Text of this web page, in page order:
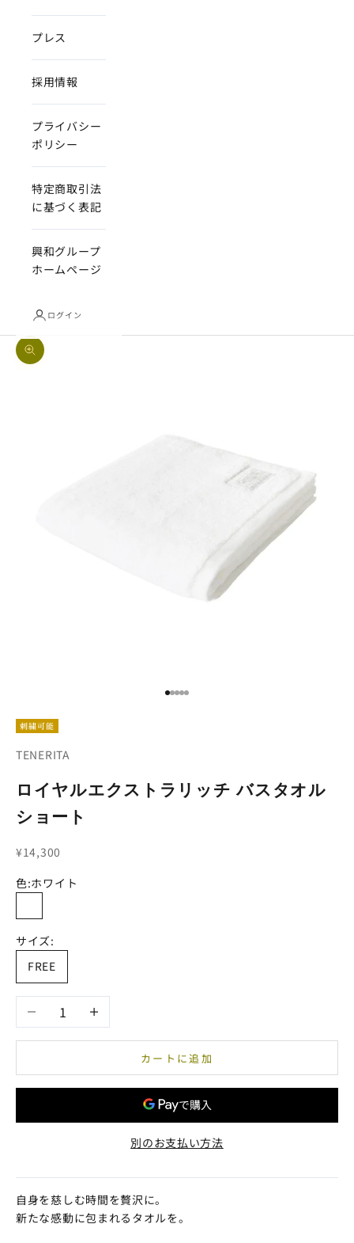
プレス
採用情報
プライバシー
ポリシー
特定商取引法
に基づく表記
興和グループ
ホームページ
ログイン
ズームイン
項目に移動する 1
項目に移動する 2
項目に移動する 3
項目に移動する 4
項目に移動する 5
刺繍可能
TENERITA
ロイヤルエクストラリッチ バスタオル
ショート
セール価格
¥14,300
色:ホワイト
サイズ:
FREE
数量を減らす 数量を増やす
カートに追加
別のお支払い方法
自身を慈しむ時間を贅沢に。
新たな感動に包まれるタオルを。